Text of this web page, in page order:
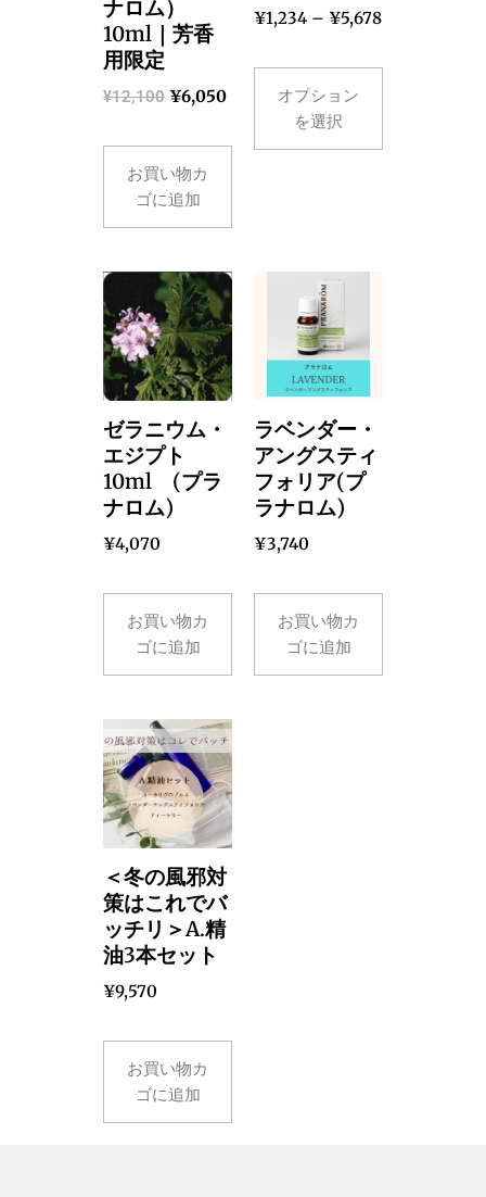
ナロム）
10ml｜芳香
用限定
¥12,100 ¥6,050
お買い物カ
ゴに追加
¥1,234 – ¥5,678
オプション
を選択
ゼラニウム・
エジプト
10ml (プラ
ナロム)
¥4,070
お買い物カ
ゴに追加
ラベンダー・
アングスティ
フォリア(プ
ラナロム)
¥3,740
お買い物カ
ゴに追加
＜冬の風邪対
策はこれでバ
ッチリ＞A.精
油3本セット
¥9,570
お買い物カ
ゴに追加